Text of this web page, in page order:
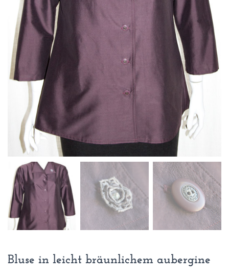
Bluse in leicht bräunlichem aubergine